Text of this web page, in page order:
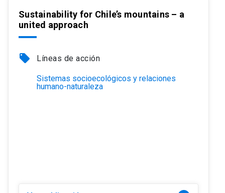
Sustainability for Chile’s mountains – a
united approach
local_offer Líneas de acción
Sistemas socioecológicos y relaciones
humano-naturaleza